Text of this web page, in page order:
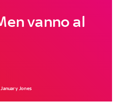
vanno al
Jones